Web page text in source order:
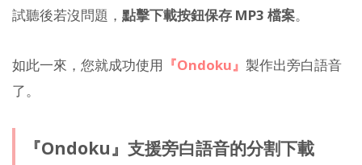
試聽後若沒問題， 點擊下載按鈕保存 MP3 檔案。
如此一來，您就成功使用 『Ondoku』 製作出旁白語音
了。
『Ondoku』支援旁白語音的分割下載